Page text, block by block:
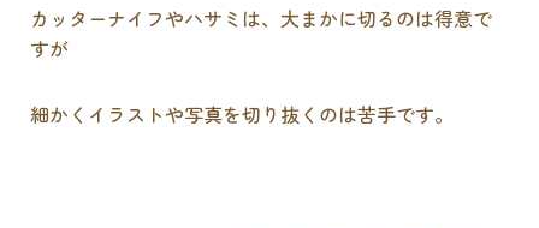
カッターナイフやハサミは、大まかに切るのは得意で
すが
細かくイラストや写真を切り抜くのは苦手です。